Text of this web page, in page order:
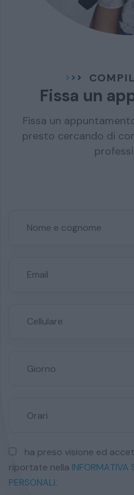
Fissa un
Fissa un
presto cercando di
Giorno
Orari
ha preso visione ed
riportate nella INFORMATIVA
PERSONALI.